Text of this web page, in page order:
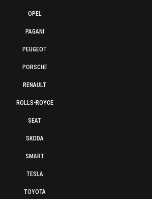
OPEL
PAGANI
PEUGEOT
PORSCHE
RENAULT
ROLLS-ROYCE
SEAT
SKODA
SMART
TESLA
TOYOTA